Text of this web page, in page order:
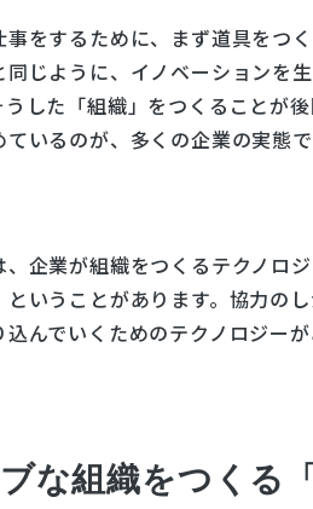
をするために、まず道具をつ
じように、イノベーションを
した「組織」をつくることが
いるのが、多くの企業の実態で
企業が組織をつくるテクノロ
いうことがあります。協力の
んでいくためのテクノロジー
な組織をつくる